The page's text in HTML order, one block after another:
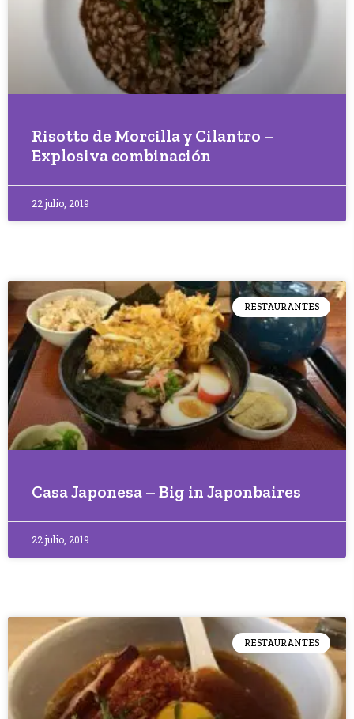
Risotto de Morcilla y Cilantro –
Explosiva combinación
22 julio, 2019
RESTAURANTES
Casa Japonesa – Big in Japonbaires
22 julio, 2019
RESTAURANTES